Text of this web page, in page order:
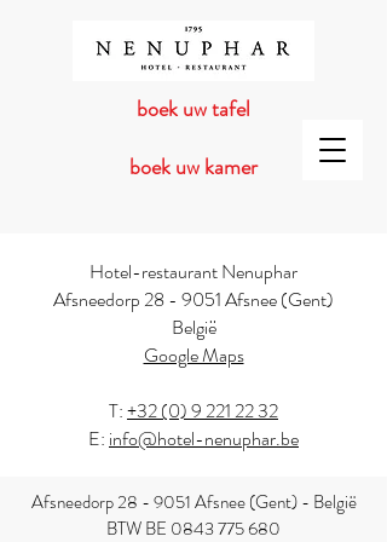
boek uw kamer
boek uw tafel
Hotel-restaurant Nenuphar
Afsneedorp 28 - 9051 Afsnee (Gent)
België
Google Maps
T:+32 (0) 9 221 22 32
E: info@hotel-nenuphar.be
Afsneedorp 28 - 9051 Afsnee (Gent) - België
BTW BE 0843 775 680